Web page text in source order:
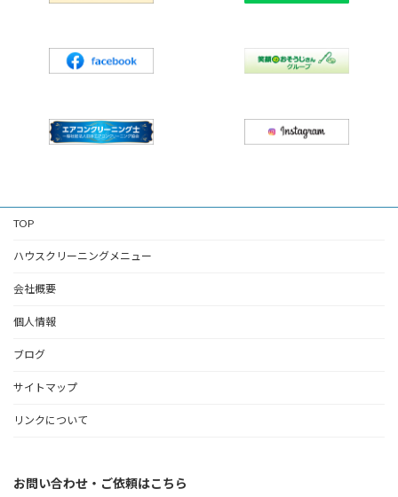
TOP
ハウスクリーニングメニュー
会社概要
個人情報
ブログ
サイトマップ
リンクについて
お問い合わせ・ご依頼はこちら